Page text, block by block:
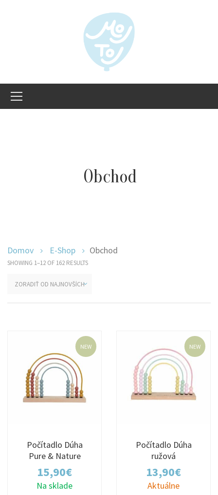
Obchod
Domov E-Shop Obchod
SHOWING 1–12 OF 162 RESULTS
NEW
Počítadlo Dúha
Pure & Nature
15,90€
Na sklade
NEW
Počítadlo Dúha
ružová
13,90€
Aktuálne